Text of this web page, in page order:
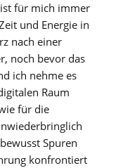
für mich immer
und Energie in
nach einer
noch bevor das
ich nehme es
Raum
für die
Spuren
konfrontiert